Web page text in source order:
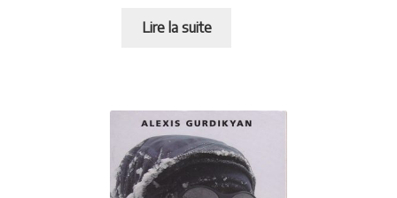
Lire la suite